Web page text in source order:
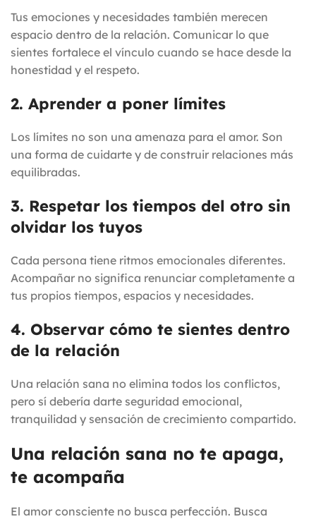
Tus emociones y necesidades también merecen
espacio dentro de la relación. Comunicar lo que
sientes fortalece el vínculo cuando se hace desde la
honestidad y el respeto.
2. Aprender a poner límites
Los límites no son una amenaza para el amor. Son
una forma de cuidarte y de construir relaciones más
equilibradas.
3. Respetar los tiempos del otro sin
olvidar los tuyos
Cada persona tiene ritmos emocionales diferentes.
Acompañar no significa renunciar completamente a
tus propios tiempos, espacios y necesidades.
4. Observar cómo te sientes dentro
de la relación
Una relación sana no elimina todos los conflictos,
pero sí debería darte seguridad emocional,
tranquilidad y sensación de crecimiento compartido.
Una relación sana no te apaga,
te acompaña
El amor consciente no busca perfección. Busca